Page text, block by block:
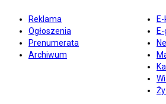
Reklama
Ogłoszenia
Prenumerata
Archiwum